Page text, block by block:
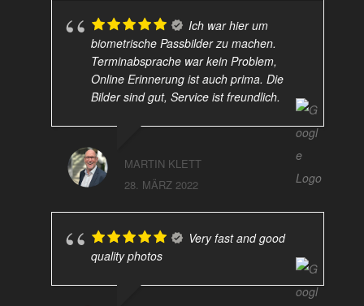
Ich war hier um
biometrische Passbilder zu machen.
Terminabsprache war kein Problem,
Online Erinnerung ist auch prima. Die
Bilder sind gut, Service ist freundlich.
MARTIN KLETT
28. MÄRZ 2022
Very fast and good
quality photos